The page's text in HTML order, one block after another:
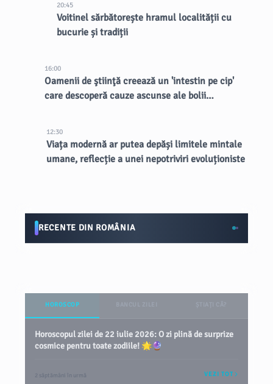
20:45
Voitinel sărbătorește hramul localității cu
bucurie și tradiții
16:00
Oamenii de ştiinţă creează un 'intestin pe cip'
care descoperă cauze ascunse ale bolii
12:30
Viața modernă ar putea depăși limitele mintale
umane, reflecție a unei nepotriviri evoluționiste
RECENTE DIN ROMÂNIA
HOROSCOP
Horoscopul zilei de 22 iulie 2026: O zi plină de surprize
cosmice pentru toate zodiile! 🌟🔮
2 săptămâni în urmă VEZI TOT